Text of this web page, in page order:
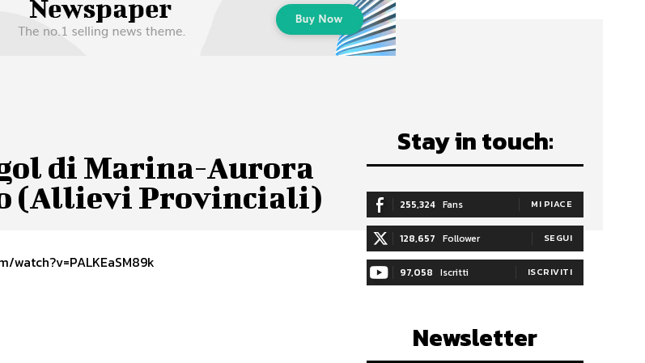
gol di Marina-Aurora
(Allievi Provinciali)
watch?v=PALKEaSM89k
Stay in touch:
255,324 Fans MI PIACE
128,657 Follower SEGUI
97,058 Iscritti ISCRIVITI
Newsletter